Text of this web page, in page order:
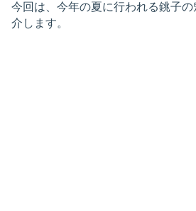
今回は、今年の夏に行われる銚子
介します。